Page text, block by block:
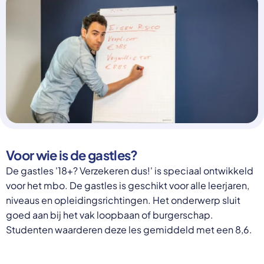
Overheid moet proactief
ondersteuning bieden bij schulden, niet
Schrap de opslag op de zorgpremie voor mensen die
niet kunnen betalen en bied proactieve
ondersteuning, zoals automatische zorgtoeslag. Zo
voorkomt de overheid schulden, vermindert stress
en blijft noodzakelijke zorg toegankelijk.
Lees meer
Nederlands
English
Deutsch
Polski
Romana
български
Українська
русский
Voor wie is de gastles?
De gastles '18+? Verzekeren dus!' is speciaal ontwikkeld
voor het mbo. De gastles is geschikt voor alle leerjaren,
niveaus en opleidingsrichtingen. Het onderwerp sluit
goed aan bij het vak loopbaan of burgerschap.
Studenten waarderen deze les gemiddeld met een 8,6.